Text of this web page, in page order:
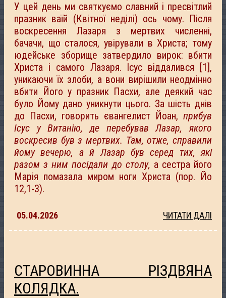
У цей день ми святкуємо славний і пресвітлий
празник ваїй (Квітної неділі) ось чому. Після
воскресення Лазаря з мертвих численні,
бачачи, що сталося, увірували в Христа; тому
юдейське зборище затвердило вирок: вбити
Христа і самого Лазаря. Ісус віддалився [1],
уникаючи їх злоби, а вони вирішили неодмінно
вбити Його у празник Пасхи, але деякий час
було Йому дано уникнути цього. За шість днів
до Пасхи, говорить євангелист Йоан, прибув
Ісус у Витанію, де перебував Лазар, якого
воскресив був з мертвих. Там, отже, справили
йому вечерю, а й Лазар був серед тих, які
разом з ним посідали до столу, а сестра його
Марія помазала миром ноги Христа (пор. Йо
12,1-3).
05.04.2026 ЧИТАТИ ДАЛІ
СТАРОВИННА РІЗДВЯНА
КОЛЯДКА.